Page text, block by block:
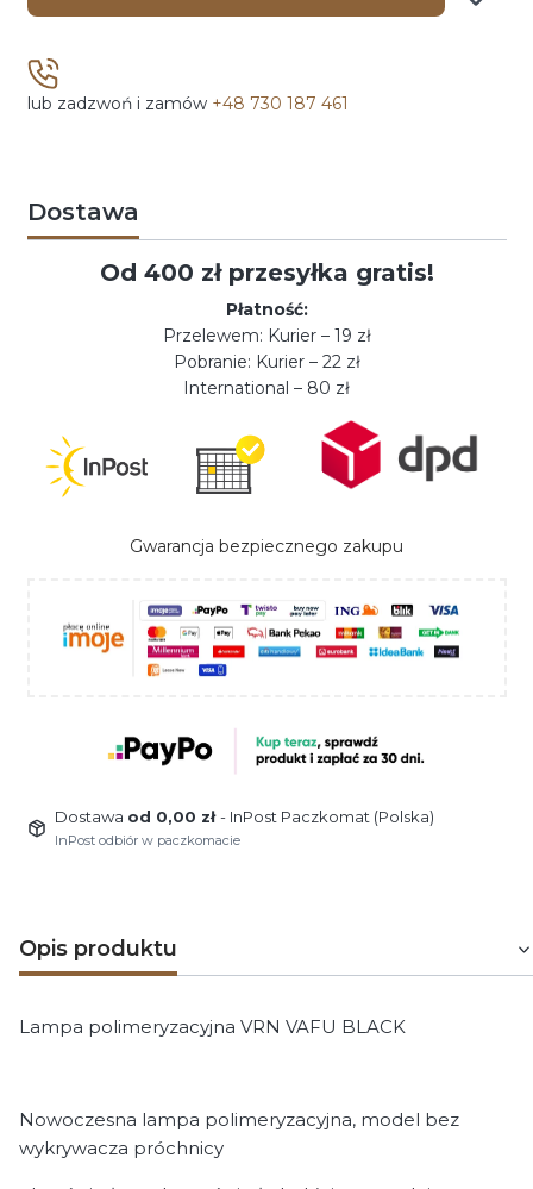
lub zadzwoń i zamów +48 730 187 461
Dostawa
Od 400 zł przesyłka gratis!
Płatność:
Przelewem: Kurier – 19 zł
Pobranie: Kurier – 22 zł
International – 80 zł
Gwarancja bezpiecznego zakupu
Dostawa od 0,00 zł- InPost Paczkomat (Polska)
InPost odbiór w paczkomacie
Opis produktu
Lampa polimeryzacyjna VRN VAFU BLACK
Nowoczesna lampa polimeryzacyjna, model bez
wykrywacza próchnicy